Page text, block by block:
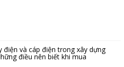
điện và cáp điện trong xây dựng
điều nên biết khi mua